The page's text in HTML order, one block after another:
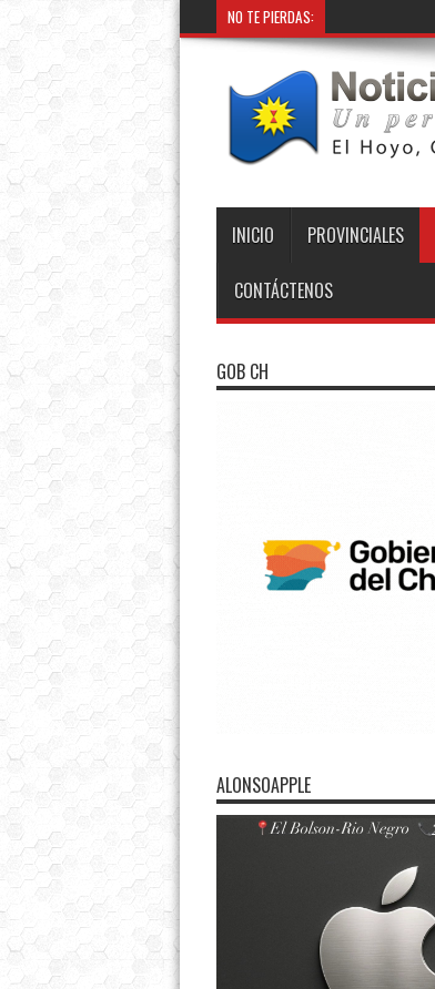
NO TE PIERDAS:
INICIO PROVINCIALES
CONTÁCTENOS
GOB CH
ALONSOAPPLE